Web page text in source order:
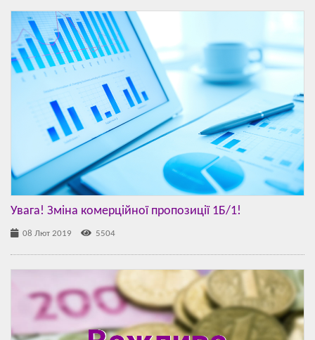
Увага! Зміна комерційної пропозиції 1Б/1!
08 Лют 2019 5504